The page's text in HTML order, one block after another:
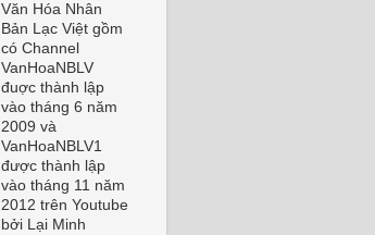
Văn Hóa Nhân
Bản Lạc Việt gồm
có Channel
VanHoaNBLV
đuợc thành lập
vào tháng 6 năm
2009 và
VanHoaNBLV1
được thành lập
vào tháng 11 năm
2012 trên Youtube
bởi Lại Minh